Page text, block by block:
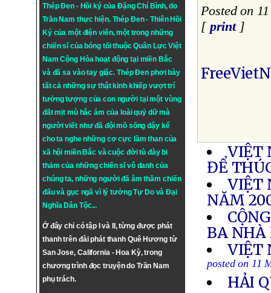
Thép Đen - Hồi ký của Đặng Chí Bình, do
Trần Nam thực hiện. Thép Đen- Thiên Hồi
Ký của một điện viên, một trong những
chiến sĩ của bóng tối thuộc Quân Lực Việt
Nam Cộng Hòa hoạt động tại miền Bắc
và đã sa vào tay giặc. Thép Đen phơi bày
tất cả những sự thật kinh khiếp vượt trí
tưởng tượng của con người tại một vùng
đất mịt mù hắc ám của loài quỷ dữ mà
người viết như đã đội mồ sống dậy kể
cho ta nghe những cơ cực lầm than của
xã hội miền Bắc và cuộc đời tù đày bi
thảm của những chiến sĩ vô danh của
chúng ta, những người đã âm thầm chiến
đấu và gục ngã vì lý tưởngTự DovàĐại
Nghĩa Dân Tộc...
Ở đây chỉ có tập I và II, từng được phát
thanh trên đài phát thanh Quê Hương từ
San Jose, California - Hoa Kỳ, trong
chương trình đọc truyện do Trần Nam
phụ trách.
Posted on
[ print]
VIỆT
ĐỂ
VIỆT
NĂM
BA
VIỆT
posted on 11
HẢI